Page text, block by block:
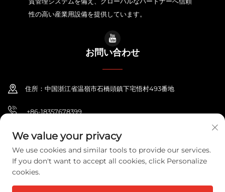
性の高い産業用設備を提供しています。
お問い合わせ
住所：中国浙江省温嶺市石橋頭鎮下宅悟村493番地
+86-18357678399
[email protected]
© 2026 浙江省ポニーエレクトリック株式会社 すべての権利を有します。
プライバシーポリシー
We value your privacy
We use cookies and similar tools to provide our services.
If you don't want to accept all cookies, click Personalize
cookies.